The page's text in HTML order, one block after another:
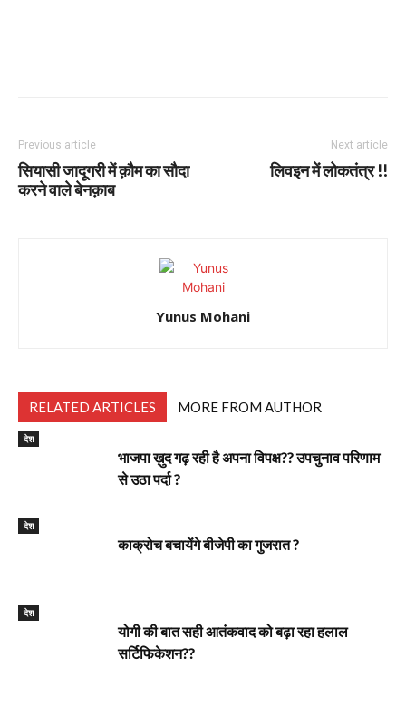
Previous article
सियासी जादूगरी में क़ौम का सौदा
करने वाले बेनक़ाब
Next article
लिवइन में लोकतंत्र !!
Yunus Mohani
RELATED ARTICLES MORE FROM AUTHOR
देश
भाजपा ख़ुद गढ़ रही है अपना विपक्ष?? उपचुनाव परिणाम
से उठा पर्दा ?
देश
काक्रोच बचायेंगे बीजेपी का गुजरात ?
देश
योगी की बात सही आतंकवाद को बढ़ा रहा हलाल
सर्टिफिकेशन??